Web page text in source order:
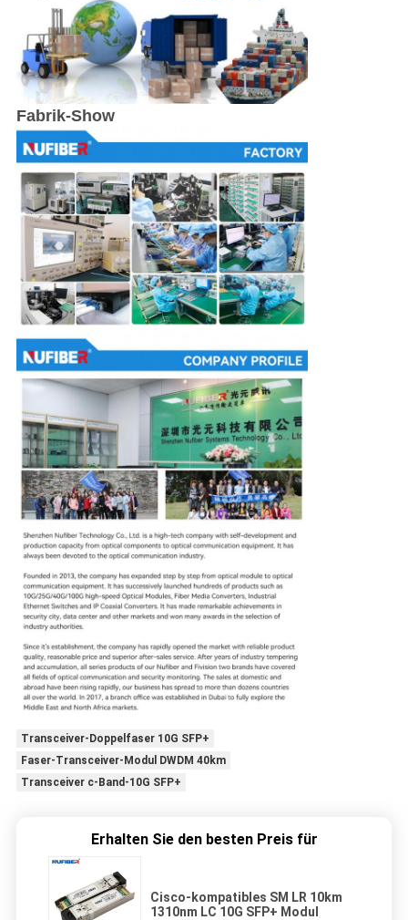
Fabrik-Show
Transceiver-Doppelfaser 10G SFP+
Faser-Transceiver-Modul DWDM 40km
Transceiver c-Band-10G SFP+
Erhalten Sie den besten Preis für
Cisco-kompatibles SM LR 10km
1310nm LC 10G SFP+ Modul